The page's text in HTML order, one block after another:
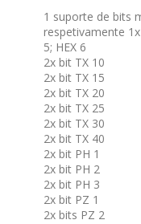
1 suporte de bits
respetivamente 1x
5; HEX 6
2x bit TX 10
2x bit TX 15
2x bit TX 20
2x bit TX 25
2x bit TX 30
2x bit TX 40
2x bit PH 1
2x bit PH 2
2x bit PH 3
2x bit PZ 1
2x bits PZ 2